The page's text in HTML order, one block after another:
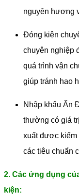
nguyên hương
Đóng kiện
chuyên nghiệp
quá trình vận
giúp tránh hao
Nhập khẩu Ấn
thường có giá
xuất được kiểm
các tiêu chuẩn
2. Các ứng dụng
kiện: